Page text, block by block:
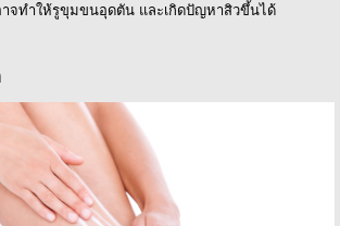
จทำให้รูขุมขนอุดตัน และเกิดปัญหาสิวขึ้นได้